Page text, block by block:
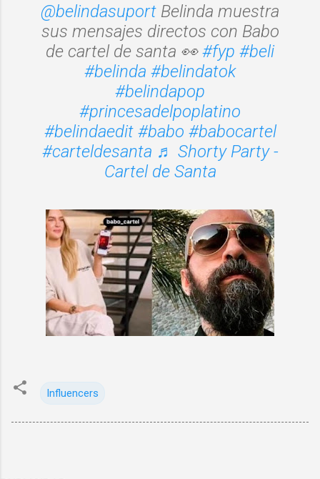
@belindasuport Belinda muestra
sus mensajes directos con Babo
de cartel de santa 👀#fyp #beli
#belinda #belindatok
#belindapop
#princesadelpoplatino
#belindaedit #babo #babocartel
#carteldesanta ♬ Shorty Party -
Cartel de Santa
Influencers